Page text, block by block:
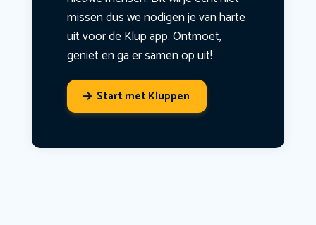
missen dus we nodigen je van harte
uit voor de Klup app. Ontmoet,
geniet en ga er samen op uit!
Start met Kluppen